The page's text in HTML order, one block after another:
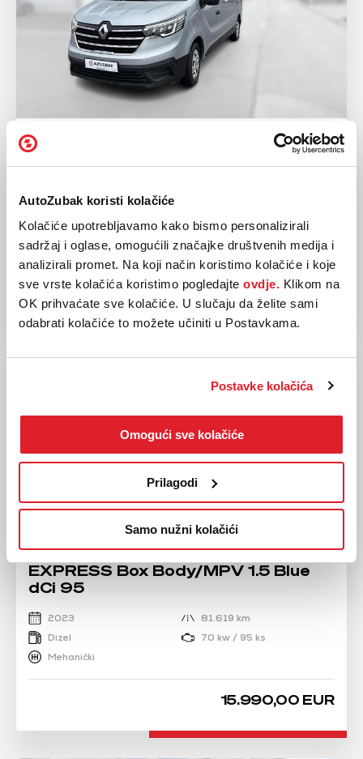
AutoZubak koristi kolačiće
Kolačiće upotrebljavamo kako bismo personalizirali
sadržaj i oglase, omogućili značajke društvenih medija i
analizirali promet. Na koji način koristimo kolačiće i koje
sve vrste kolačića koristimo pogledajte ovdje. Klikom na
OK prihvaćate sve kolačiće. U slučaju da želite sami
odabrati kolačiće to možete učiniti u Postavkama.
Postavke kolačića
Omogući sve kolačiće
Prilagodi
Samo nužni kolačići
RENAULT
TRAFIC 2.0 dCi 150
2023
Dizel
110 kw / 150 ks
Mehanički
32.400,00 EUR
RENAULT
EXPRESS Box Body/MPV 1.5 Blue
dCi 95
2023
81.619 km
Dizel
70 kw / 95 ks
Mehanički
15.990,00 EUR